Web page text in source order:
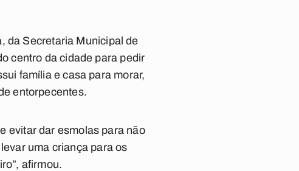
da Secretaria Municipal de
centro da cidade para pedir
família e casa para morar,
entorpecentes.
evitar dar esmolas para não
uma criança para os
afirmou.